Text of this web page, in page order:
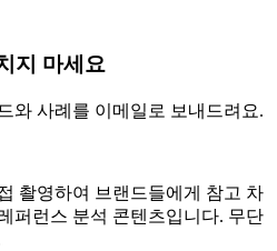
지 마세요
와 사례를 이메일로 보내드려요.
촬영하여 브랜드들에게 참고 차
퍼런스 분석 콘텐츠입니다. 무단